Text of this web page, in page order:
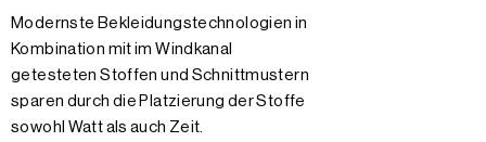
Modernste Bekleidungstechnologien in
Kombination mit im Windkanal
getesteten Stoffen und Schnittmustern
sparen durch die Platzierung der Stoffe
sowohl Watt als auch Zeit.